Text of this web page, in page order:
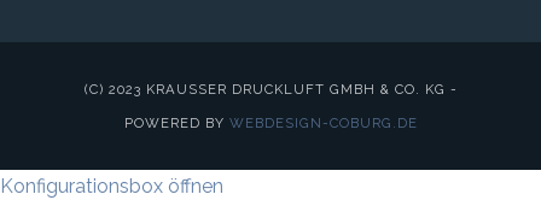
(C) 2023 KRAUSSER DRUCKLUFT GMBH & CO. KG -
POWERED BY WEBDESIGN-COBURG.DE
Konfigurationsbox öffnen